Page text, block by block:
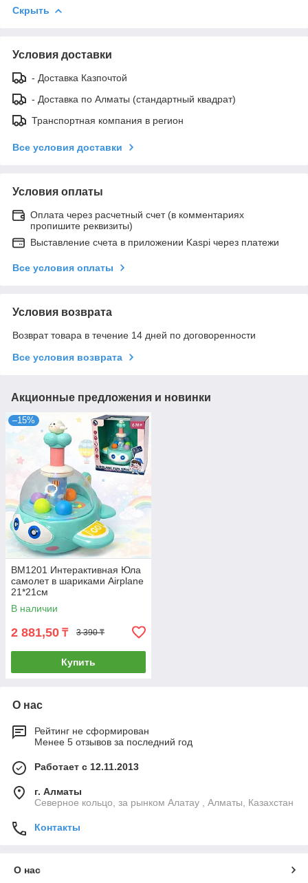
Скрыть
Условия доставки
- Доставка Казпочтой
- Доставка по Алматы (стандартный квадрат)
Транспортная компания в регион
Все условия доставки
Условия оплаты
Оплата через расчетный счет (в комментариях
пропишите реквизиты)
Выставление счета в приложении Kaspi через платежи
Все условия оплаты
Условия возврата
Возврат товара в течение 14 дней по договоренности
Все условия возврата
Акционные предложения и новинки
–15%
BM1201 Интерактивная Юла
самолет в шариками Airplane
21*21см
В наличии
2 881,50 ₸ 3 390 ₸
Купить
О нас
Рейтинг не сформирован
Менее 5 отзывов за последний год
Работает с 12.11.2013
г. Алматы
Северное кольцо, за рынком Алатау , Алматы, Казахстан
Контакты
О нас